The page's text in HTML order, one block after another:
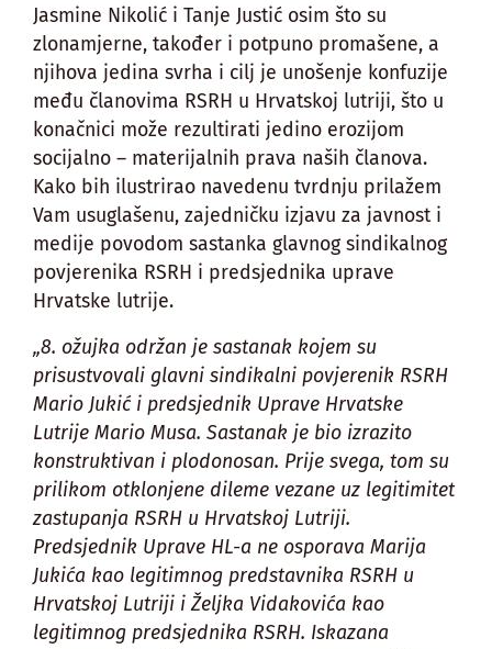
Jasmine Nikolić i Tanje Justić osim što su
zlonamjerne, također i potpuno promašene, a
njihova jedina svrha i cilj je unošenje konfuzije
među članovima RSRH u Hrvatskoj lutriji, što u
konačnici može rezultirati jedino erozijom
socijalno – materijalnih prava naših članova.
Kako bih ilustrirao navedenu tvrdnju prilažem
Vam usuglašenu, zajedničku izjavu za javnost i
medije povodom sastanka glavnog sindikalnog
povjerenika RSRH i predsjednika uprave
Hrvatske lutrije.
„8. ožujka održan je sastanak kojem su
prisustvovali glavni sindikalni povjerenik RSRH
Mario Jukić i predsjednik Uprave Hrvatske
Lutrije Mario Musa. Sastanak je bio izrazito
konstruktivan i plodonosan. Prije svega, tom su
prilikom otklonjene dileme vezane uz legitimitet
zastupanja RSRH u Hrvatskoj Lutriji.
Predsjednik Uprave HL-a ne osporava Marija
Jukića kao legitimnog predstavnika RSRH u
Hrvatskoj Lutriji i Željka Vidakovića kao
legitimnog predsjednika RSRH. Iskazana